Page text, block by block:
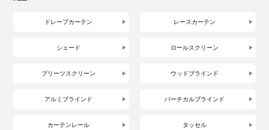
ドレープカーテン レースカーテン
シェード ロールスクリーン
プリーツスクリーン ウッドブラインド
アルミブラインド バーチカルブラインド
カーテンレール タッセル